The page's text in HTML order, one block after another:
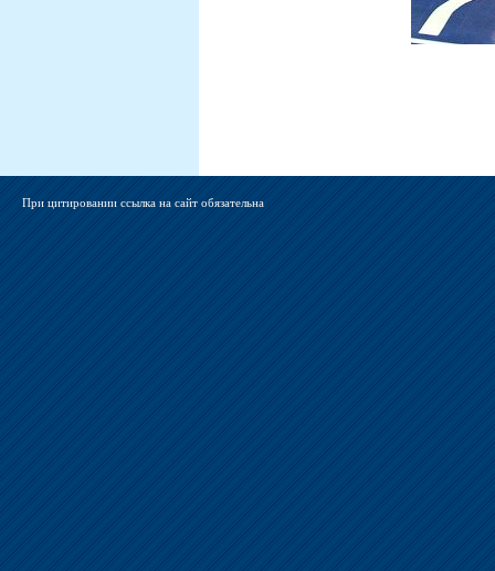
При цитировании ссылка на сайт обязательна